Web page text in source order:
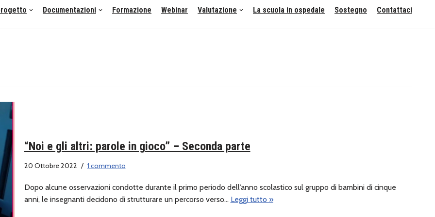
Documentazioni Formazione Webinar Valutazione La scuola in ospedale Sostegno Contattaci
“Noi e gli altri: parole in gioco” – Seconda parte
20 Ottobre 2022 1 commento
Dopo alcune osservazioni condotte durante il primo periodo dell’anno scolastico sul gruppo di bambini di cinque
anni, le insegnanti decidono di strutturare un percorso verso… Leggi tutto »